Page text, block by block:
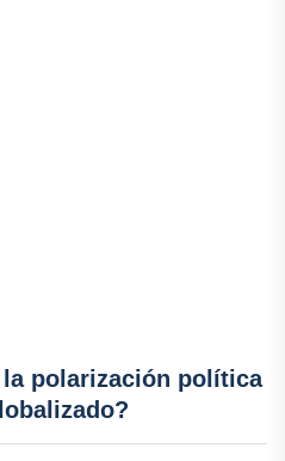
polarización política